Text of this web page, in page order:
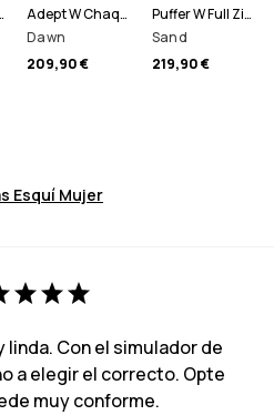
Esquí Mujer
Adept W Chaqueta Esquí Mujer
Dawn
209,90 €
Puffer W Full Zip Chaqueta Esquí Mujer
Sand
219,90 €
Esquí Mujer
linda. Con el simulador de
a elegir el correcto. Opte
muy conforme.